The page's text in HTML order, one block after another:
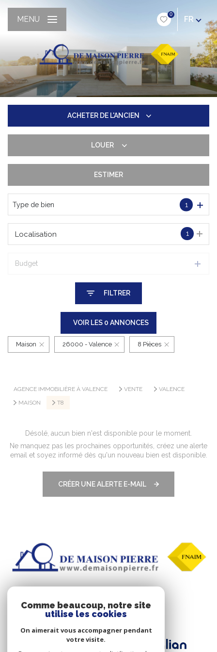
0
FR
MENU
ACHETER DE L'ANCIEN
Du neuf
LOUER
De l'immo pro
ESTIMER
Type de bien 1
1
Localisation
Budget
FILTRER
VOIR LES 0 ANNONCES
Maison 26000 - Valence 8 Pièces
AGENCE IMMOBILIÈRE À VALENCE VENTE
VALENCE
MAISON
T8
Désolé, aucun bien n'est disponible pour le moment.
Ne manquez pas les prochaines opportunités, créez une alerte
email et soyez informé dès qu'un nouveau bien est disponible.
CRÉER UNE ALERTE E-MAIL
ADHÉRENTS
Comme beaucoup, notre site
utilise les cookies
On aimerait vous accompagner pendant
votre visite.